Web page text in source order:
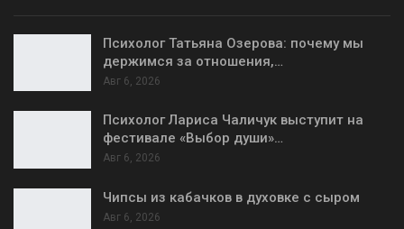
Психолог Татьяна Озерова: почему мы
держимся за отношения,…
Авг 6, 2026
Психолог Лариса Чаличук выступит на
фестивале «Выбор души»…
Авг 6, 2026
Чипсы из кабачков в духовке с сыром
Авг 6, 2026